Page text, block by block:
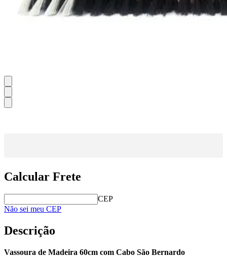
Calcular Frete
CEP
Não sei meu CEP
Descrição
Vassoura de Madeira 60cm com Cabo São Bernardo